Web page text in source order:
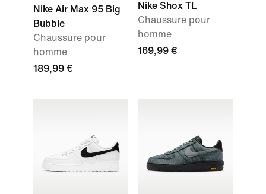
Nike Air Max 95 Big
Bubble
Chaussure pour
homme
189,99 €
Nike Shox TL
Chaussure pour
homme
169,99 €